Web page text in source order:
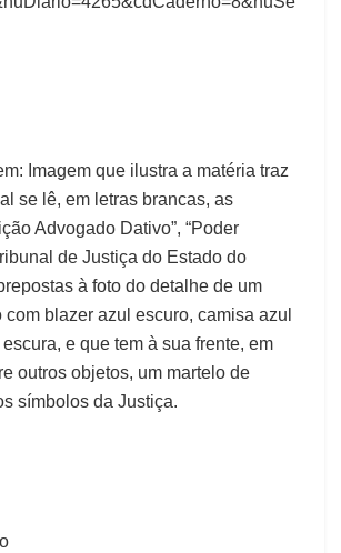
Imagem que ilustra a matéria traz
se lê, em letras brancas, as
Advogado Dativo”, “Poder
de Justiça do Estado do
à foto do detalhe de um
com blazer azul escuro, camisa azul
e que tem à sua frente, em
outros objetos, um martelo de
símbolos da Justiça.